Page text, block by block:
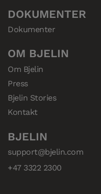
DOKUMENTER
Dokumenter
OM BJELIN
Om Bjelin
Press
Bjelin Stories
Kontakt
BJELIN
support@bjelin.com
+47 3322 2300